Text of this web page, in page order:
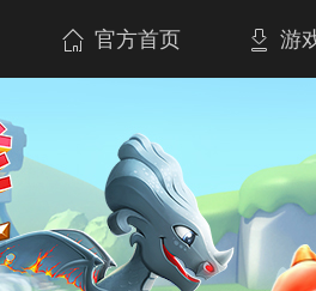
官方首页 游